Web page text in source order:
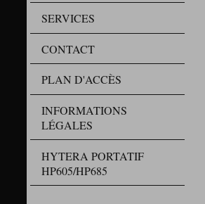
SERVICES
CONTACT
PLAN D'ACCÈS
INFORMATIONS
LÉGALES
HYTERA PORTATIF
HP605/HP685